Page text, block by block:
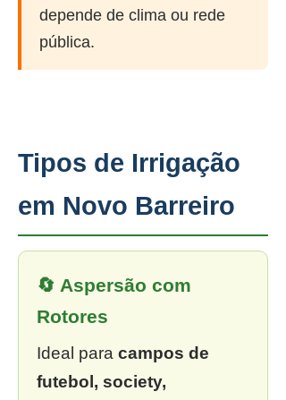
depende de clima ou rede
pública.
Tipos de Irrigação
em Novo Barreiro
🔄 Aspersão com
Rotores
Ideal para campos de
futebol, society,